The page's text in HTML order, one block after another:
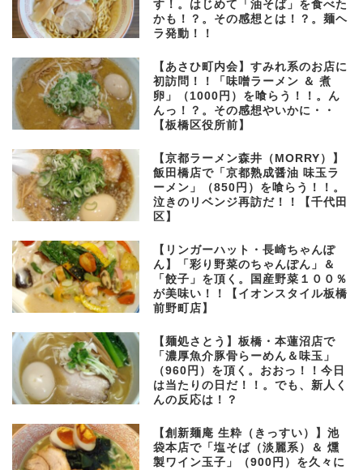
す！。はじめて「油そば」を食べた
かも！？。その感想とは！？。麺ヘ
ラ発動！！
【あさひ町内会】すみれ系のお店に
初訪問！！「味噌ラーメン ＆ 煮
卵」（1000円）を喰らう！！。ん
んっ！？。その感想やいかに・・
【板橋区役所前】
【京都ラーメン森井（MORRY）】
飯田橋店で「京都熟成醤油 味玉ラ
ーメン」（850円）を喰らう！！。
泣きのリベンジ再訪だ！！【千代田
区】
【リンガーハット・長崎ちゃんぽ
ん】「彩り野菜のちゃんぽん」＆
「餃子」を頂く。国産野菜１００％
が美味い！！【イオンスタイル板橋
前野町店】
【麺処さとう】板橋・本蓮沼店で
「濃厚魚介豚骨らーめん＆味玉」
（960円）を頂く。おおっ！！今日
は当たりの日だ！！。でも、新人く
んの反応は！？
【創新麺庵 生粋（きっすい）】池
袋本店で「塩そば（淡麗系）＆ 燻
製ワイン玉子」（900円）を久々に